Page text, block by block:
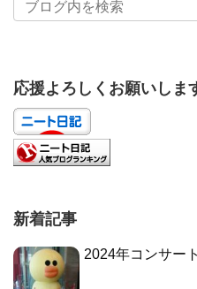
応援よろしくお願いしま
新着記事
2024年コンサー